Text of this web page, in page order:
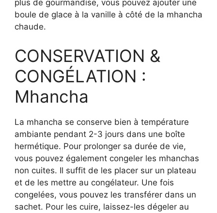
plus de gourmandise, vous pouvez ajouter une
boule de glace à la vanille à côté de la mhancha
chaude.
CONSERVATION &
CONGÉLATION :
Mhancha
La mhancha se conserve bien à température
ambiante pendant 2-3 jours dans une boîte
hermétique. Pour prolonger sa durée de vie,
vous pouvez également congeler les mhanchas
non cuites. Il suffit de les placer sur un plateau
et de les mettre au congélateur. Une fois
congelées, vous pouvez les transférer dans un
sachet. Pour les cuire, laissez-les dégeler au